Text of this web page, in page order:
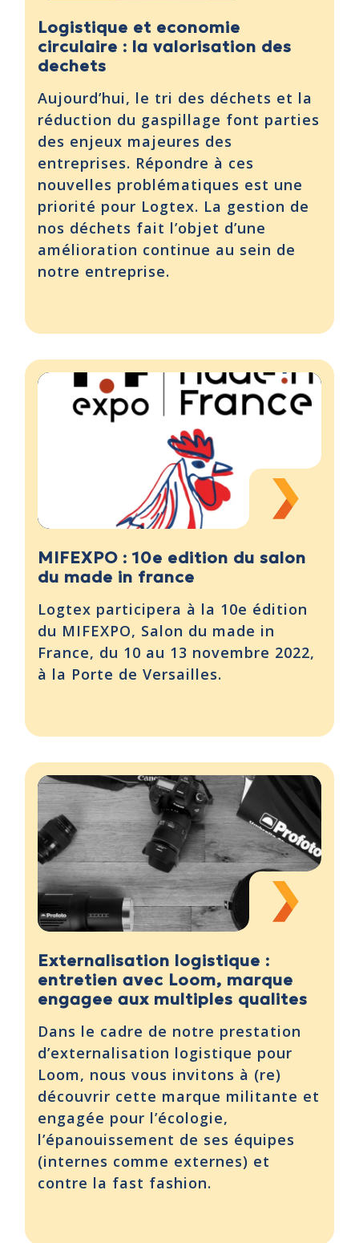
Logistique et economie
circulaire : la valorisation des
dechets
Aujourd’hui, le tri des déchets et la
réduction du gaspillage font parties
des enjeux majeures des
entreprises. Répondre à ces
nouvelles problématiques est une
priorité pour Logtex. La gestion de
nos déchets fait l’objet d’une
amélioration continue au sein de
notre entreprise.
MIFEXPO : 10e edition du salon
du made in france
Logtex participera à la 10e édition
du MIFEXPO, Salon du made in
France, du 10 au 13 novembre 2022,
à la Porte de Versailles.
Externalisation logistique :
entretien avec Loom, marque
engagee aux multiples qualites
Dans le cadre de notre prestation
d’externalisation logistique pour
Loom, nous vous invitons à (re)
découvrir cette marque militante et
engagée pour l’écologie,
l’épanouissement de ses équipes
(internes comme externes) et
contre la fast fashion.